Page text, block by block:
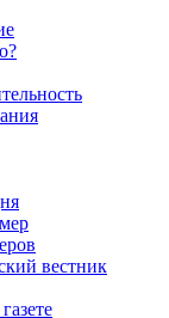
вестник